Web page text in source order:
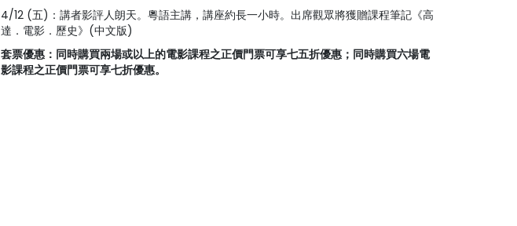
4/12 (五)：講者影評人朗天。粵語主講，講座約長一小時。出席觀眾將獲贈課程筆記《高
達．電影．歷史》(中文版)
套票優惠：同時購買兩場或以上的電影課程之正價門票可享七五折優惠；同時購買六場電
影課程之正價門票可享七折優惠。